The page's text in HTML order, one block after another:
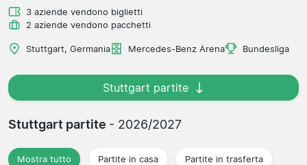
3 aziende vendono biglietti
2 aziende vendono pacchetti
Stuttgart, Germania Mercedes-Benz Arena Bundesliga
Stuttgart partite
Stuttgart partite - 2026/2027
Mostra tutto Partite in casa Partite in trasferta